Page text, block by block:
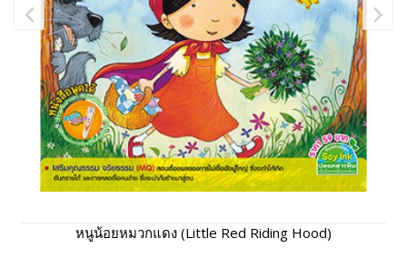
หนูน้อยหมวกแดง (Little Red Riding Hood)